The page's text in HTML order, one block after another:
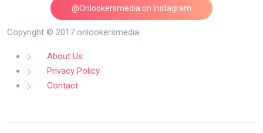
@Onlookersmedia on Instagram
Follow on Instagram
Copyright © 2017 onlookersmedia.
About Us
Privacy Policy
Contact